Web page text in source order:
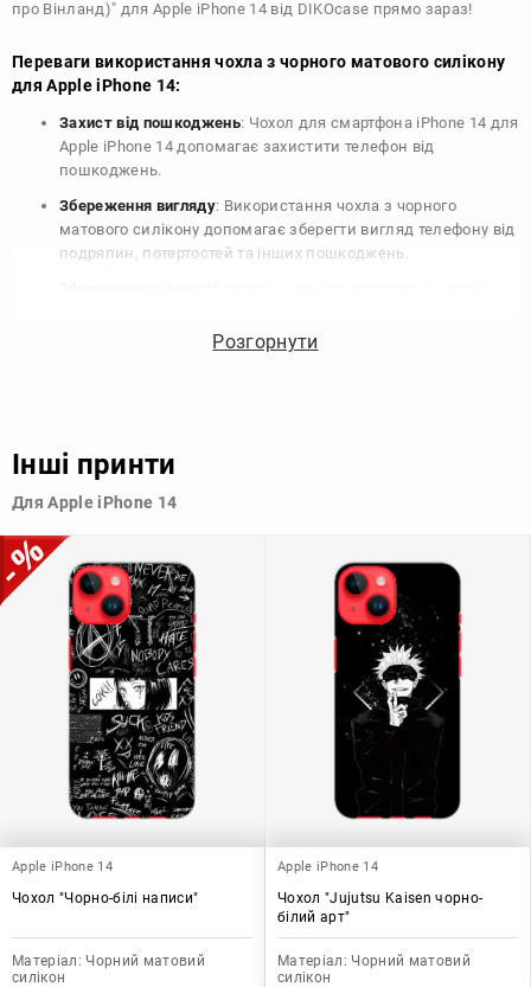
про Вінланд)" для Apple iPhone 14 від DIKOcase прямо зараз!
Переваги використання чохла з чорного матового силікону
для Apple iPhone 14:
Захист від пошкоджень: Чохол для смартфона iPhone 14 для
Apple iPhone 14 допомагає захистити телефон від
пошкоджень.
Збереження вигляду: Використання чохла з чорного
матового силікону допомагає зберегти вигляд телефону від
подряпин, потертостей та інших пошкоджень.
телефону, що особливо важливо для людей, які планують
особистому смаку.
Узагалі, чохол для телефону - це дуже корисний аксесуар, який
додати зручності в користуванні.
Розгорнути
Інші принти
Для Apple iPhone 14
Apple iPhone 14
Чохол "Чорно-білі написи"
Матеріал: Чорний матовий
силікон
Apple iPhone 14
Чохол "Jujutsu Kaisen чорно-
білий арт"
Матеріал: Чорний матовий
силікон